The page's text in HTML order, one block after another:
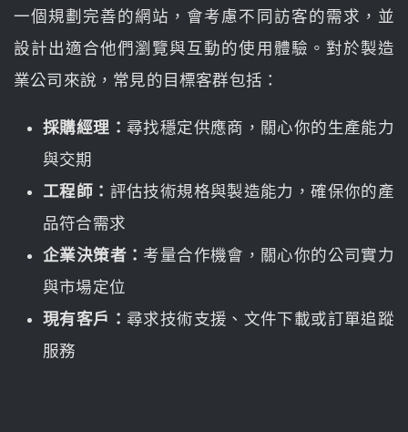
一個規劃完善的網站，會考慮不同訪客的需求，並
設計出適合他們瀏覽與互動的使用體驗。對於製造
業公司來說，常見的目標客群包括：
採購經理： 尋找穩定供應商，關心你的生產能力
與交期
工程師： 評估技術規格與製造能力，確保你的產
品符合需求
企業決策者： 考量合作機會，關心你的公司實力
與市場定位
現有客戶： 尋求技術支援、文件下載或訂單追蹤
服務